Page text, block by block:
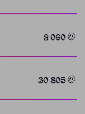
2 060
30 805